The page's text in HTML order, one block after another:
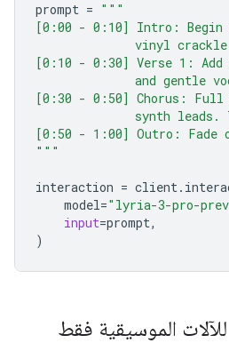
prompt = """
[0:00 - 0:10] Intro:
vinyl
[0:10 - 0:30] Verse 1: Add
and gentle
[0:30 - 0:50] Chorus: Full
synth leads.
[0:50 - 1:00] Outro: Fade
"""
interaction = client.
model="lyria-3-pro-
input=prompt,
)
الموسيقية فقط